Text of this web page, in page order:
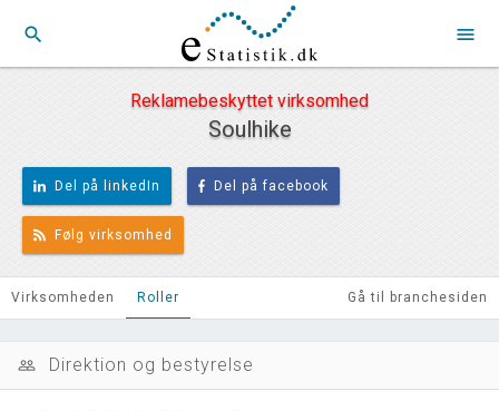
search menu
Reklamebeskyttet virksomhed
Soulhike
Del på linkedIn Del på facebook
Følg virksomhed
Virksomheden Roller Gå til branchesiden
people_outline Direktion og bestyrelse